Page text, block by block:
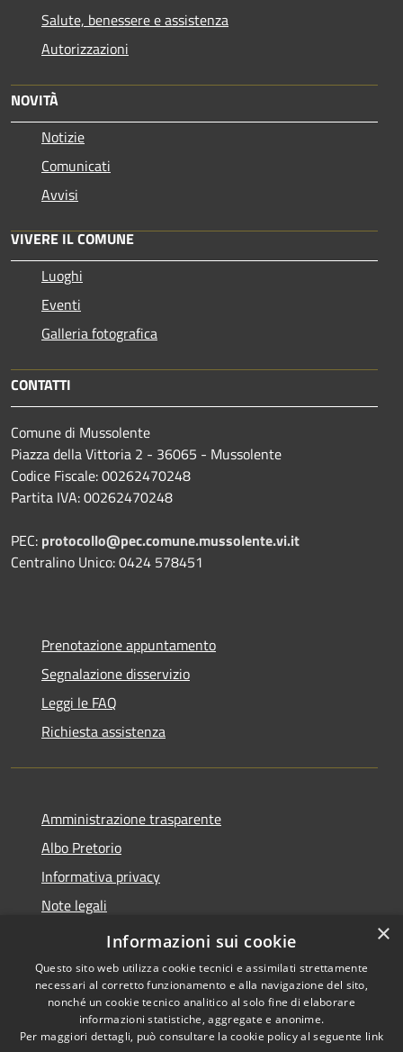
Salute, benessere e assistenza
Autorizzazioni
NOVITÀ
Notizie
Comunicati
Avvisi
VIVERE IL COMUNE
Luoghi
Eventi
Galleria fotografica
CONTATTI
Comune di Mussolente
Piazza della Vittoria 2 - 36065 - Mussolente
Codice Fiscale: 00262470248
Partita IVA: 00262470248
PEC: protocollo@pec.comune.mussolente.vi.it
Centralino Unico: 0424 578451
Prenotazione appuntamento
Segnalazione disservizio
Leggi le FAQ
Richiesta assistenza
Amministrazione trasparente
Albo Pretorio
Informativa privacy
Note legali
Dichiarazione di accessibilità
Accessibilità
Copyright © 2026 • Comune di
Mussolente • Powered by
×
Informazioni sui cookie
Questo sito web utilizza cookie tecnici e assimilati strettamente
necessari al corretto funzionamento e alla navigazione del sito,
nonché un cookie tecnico analitico al solo fine di elaborare
informazioni statistiche, aggregate e anonime.
Per maggiori dettagli, può consultare la cookie policy al seguente link